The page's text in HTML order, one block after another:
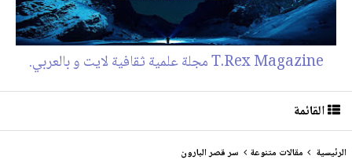
T.Rex Magazine مجلة علمية ثقافية لايت و بالعربي.
القائمة
الرئيسية مقالات متنوعة سر قصر البارون